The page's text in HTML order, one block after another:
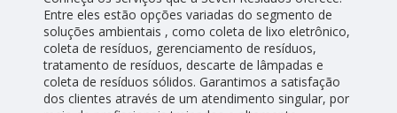
Entre eles estão opções variadas do segmento de
soluções ambientais , como coleta de lixo eletrônico,
coleta de resíduos, gerenciamento de resíduos,
tratamento de resíduos, descarte de lâmpadas e
coleta de resíduos sólidos. Garantimos a satisfação
dos clientes através de um atendimento singular, por